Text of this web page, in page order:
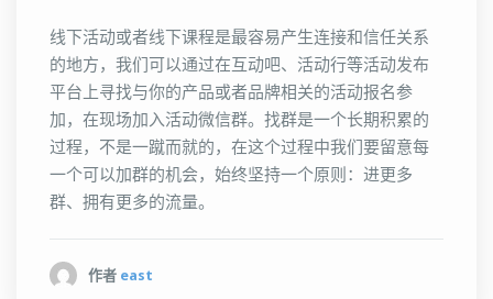
线下活动或者线下课程是最容易产生连接和信任关系
的地方，我们可以通过在互动吧、活动行等活动发布
平台上寻找与你的产品或者品牌相关的活动报名参
加，在现场加入活动微信群。找群是一个长期积累的
过程，不是一蹴而就的，在这个过程中我们要留意每
一个可以加群的机会，始终坚持一个原则：进更多
群、拥有更多的流量。
作者 east